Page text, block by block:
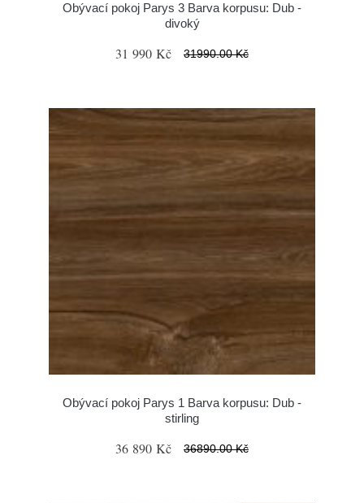
Obývací pokoj Parys 3 Barva korpusu: Dub -
divoký
31 990 Kč 31990.00 Kč
Obývací pokoj Parys 1 Barva korpusu: Dub -
stirling
36 890 Kč 36890.00 Kč